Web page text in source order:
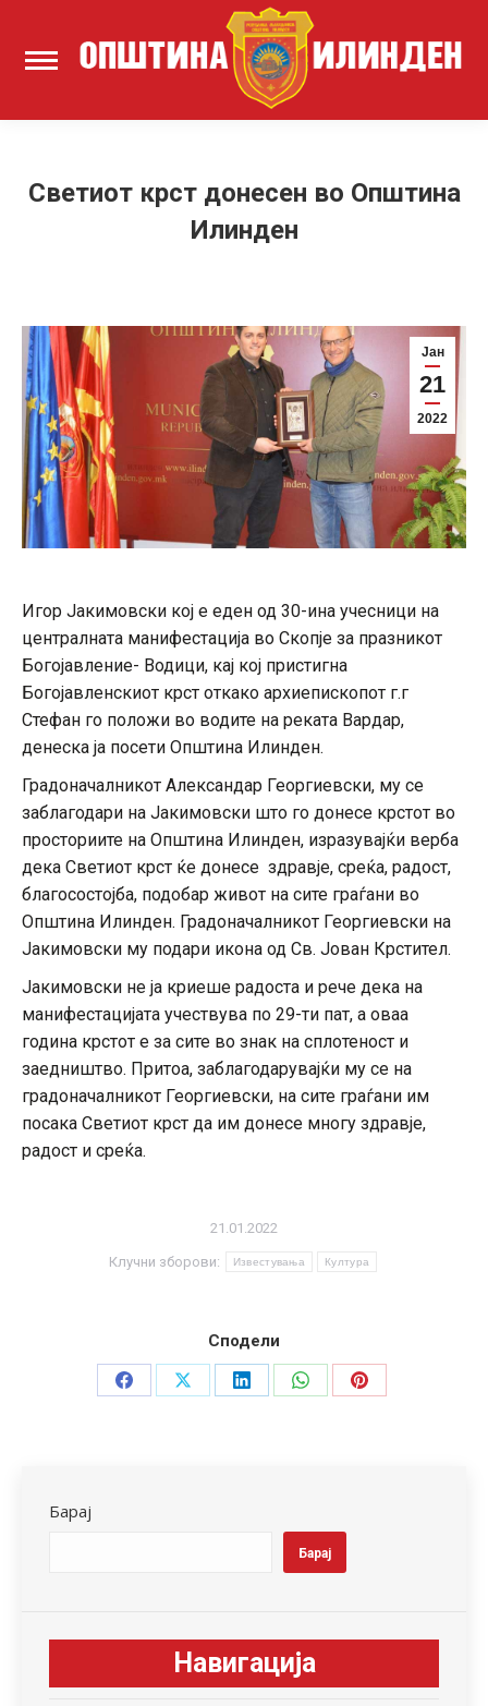
Светиот крст донесен во Општина
Илинден
Јан
21
2022
Игор Јакимовски кој е еден од 30-ина учесници на
централната манифестација во Скопје за празникот
Богојавление- Водици, кај кој пристигна
Богојавленскиот крст откако архиепископот г.г
Стефан го положи во водите на реката Вардар,
денеска ја посети Општина Илинден.
Градоначалникот Александар Георгиевски, му се
заблагодари на Јакимовски што го донесе крстот во
просториите на Општина Илинден, изразувајќи верба
дека Светиот крст ќе донесе здравје, среќа, радост,
благосостојба, подобар живот на сите граѓани во
Општина Илинден. Градоначалникот Георгиевски на
Јакимовски му подари икона од Св. Јован Крстител.
Јакимовски не ја криеше радоста и рече дека на
манифестацијата учествува по 29-ти пат, а оваа
година крстот е за сите во знак на сплотеност и
заедништво. Притоа, заблагодарувајќи му се на
градоначалникот Георгиевски, на сите граѓани им
посака Светиот крст да им донесе многу здравје,
радост и среќа.
21.01.2022
Клучни зборови: Известувања Култура
Сподели
Share
Share
Share
Share
Share
Барај
Барај
Навигација